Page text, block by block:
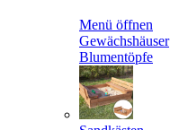
Menü öffnen
Gewächshäuser
Blumentöpfe